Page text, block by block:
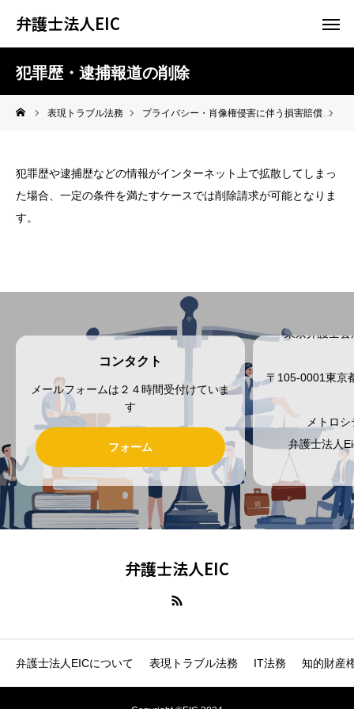
弁護士法人EIC
犯罪歴・逮捕報道の削除
表現トラブル法務 プライバシー・肖像権侵害に伴う損害賠償
犯罪歴や逮捕歴などの情報がインターネット上で拡散してしまっ
た場合、一定の条件を満たすケースでは削除請求が可能となりま
す。
コンタクト
メールフォームは２４時間受付けていま
す
フォーム
東京弁護士
〒105-0001東京
メトロ
弁護士法人
弁護士法人EIC
弁護士法人EICについて 表現トラブル法務 IT法務 知的財産